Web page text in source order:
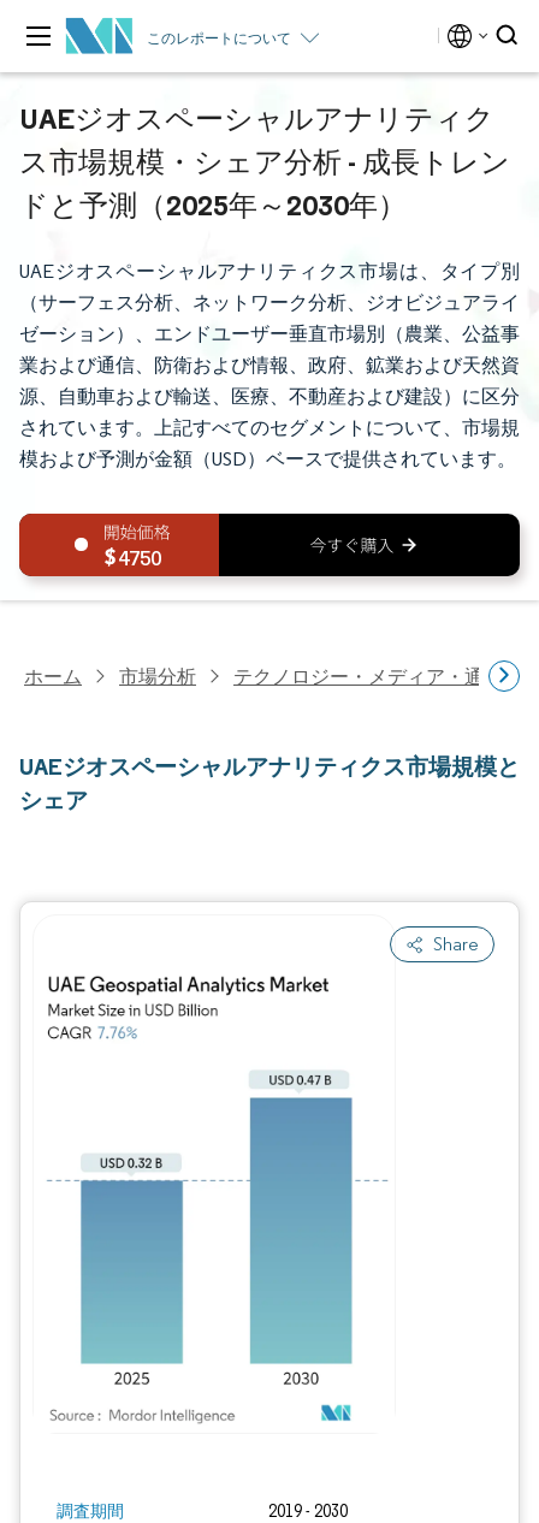
このレポートについて
UAEジオスペーシャルアナリティク
ス市場規模・シェア分析 - 成長トレン
ドと予測（2025年～2030年）
UAEジオスペーシャルアナリティクス市場は、タイプ別
（サーフェス分析、ネットワーク分析、ジオビジュアライ
ゼーション）、エンドユーザー垂直市場別（農業、公益事
業および通信、防衛および情報、政府、鉱業および天然資
源、自動車および輸送、医療、不動産および建設）に区分
されています。上記すべてのセグメントについて、市場規
模および予測が金額（USD）ベースで提供されています。
4750
ホーム 市場分析 テクノロジー・メディア・通信研
UAEジオスペーシャルアナリティクス市場規模と
シェア
Share
調査期間 2019 - 2030